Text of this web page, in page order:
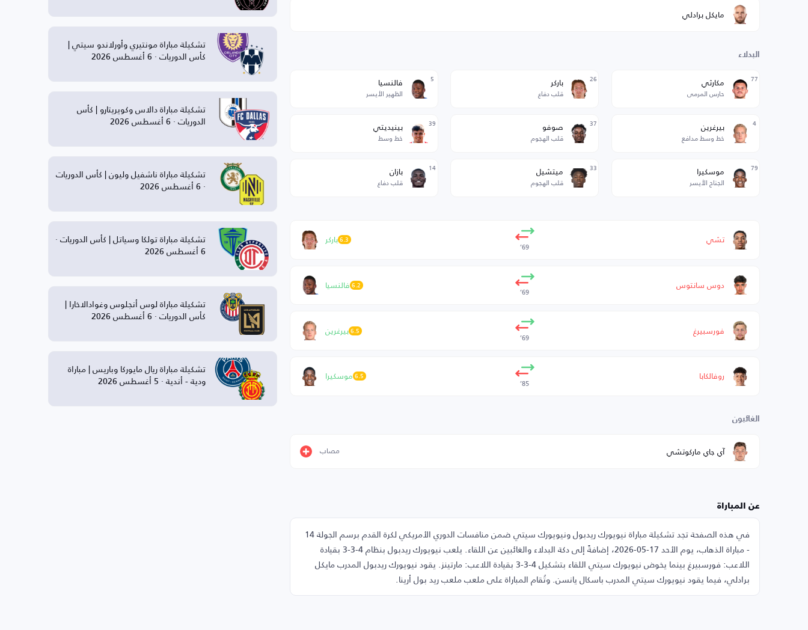
مايكل برادلي
البدلاء
77 مكارثي
حارس المرمى
26 باركر
قلب دفاع
5 فالنسيا
الظهير الأيسر
4 بيرغرين
خط وسط مدافع
37 صوفو
قلب الهجوم
39 بينيديتي
خط وسط
79 موسكيرا
الجناح الأيسر
33 ميتشيل
قلب الهجوم
14 بازان
قلب دفاع
تشي 69’ باركر6.3
دوس سانتوس 69’ فالنسيا 6.2
فورسبيرغ 69’ بيرغرين6.5
روفالكابا 85’ موسكيرا 6.5
الغائبون
آي جاي ماركوتشي مصاب
عن المباراة
في هذه الصفحة تجد تشكيلة مباراة نيويورك ريدبول ونيويورك سيتي ضمن منافسات الدوري الأمريكي لكرة القدم برسم الجولة 14
- مباراة الذهاب، يوم الأحد 17-05-2026، إضافةً إلى دكة البدلاء والغائبين عن اللقاء. يلعب نيويورك ريدبول بنظام 4-3-3 بقيادة
اللاعب: فورسبيرغ بينما يخوض نيويورك سيتي اللقاء بتشكيل 4-3-3 بقيادة اللاعب: مارتينز. يقود نيويورك ريدبول المدرب مايكل
برادلي، فيما يقود نيويورك سيتي المدرب باسكال يانسن. وتُقام المباراة على ملعب ملعب ريد بول أرينا.
تشكيلة مباراة مونتيري وأورلاندو سيتي |
كأس الدوريات · 6 أغسطس 2026
تشكيلة مباراة دالاس وكويريتارو | كأس
الدوريات · 6 أغسطس 2026
تشكيلة مباراة ناشفيل وليون | كأس الدوريات
· 6 أغسطس 2026
تشكيلة مباراة تولكا وسياتل | كأس الدوريات ·
6 أغسطس 2026
تشكيلة مباراة لوس أنجلوس وغوادالاخارا |
كأس الدوريات · 6 أغسطس 2026
تشكيلة مباراة ريال مايوركا وباريس | مباراة
ودية - أندية · 5 أغسطس 2026